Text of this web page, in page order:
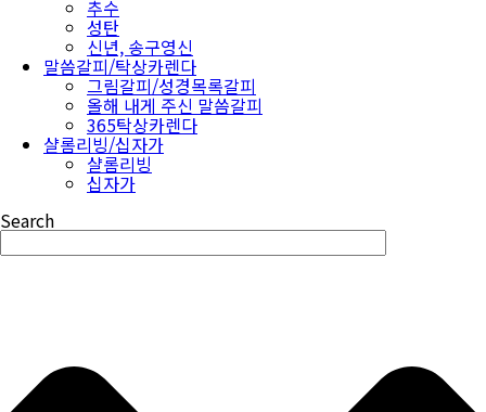
추수
성탄
신년, 송구영신
말씀갈피/탁상카렌다
그림갈피/성경목록갈피
올해 내게 주신 말씀갈피
365탁상카렌다
샬롬리빙/십자가
샬롬리빙
십자가
Search